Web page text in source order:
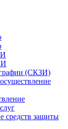
(СКЗИ)
средств защиты